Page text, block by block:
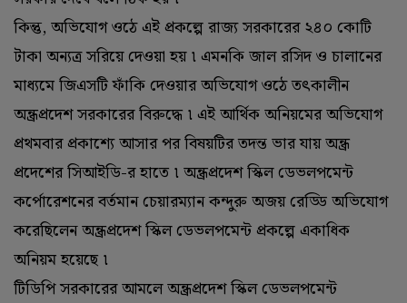
কিন্তু, অভিযোগ ওঠে এই প্রকল্পে রাজ্য সরকারের ২৪০ কোটি
টাকা অন্যত্র সরিয়ে দেওয়া হয় ৷ এমনকি জাল রসিদ ও চালানের
মাধ্যমে জিএসটি ফাঁকি দেওয়ার অভিযোগ ওঠে তৎকালীন
অন্ধ্রপ্রদেশ সরকারের বিরুদ্ধে ৷ এই আর্থিক অনিয়মের অভিযোগ
প্রথমবার প্রকাশ্যে আসার পর বিষয়টির তদন্ত ভার যায় অন্ধ্র
প্রদেশের সিআইডি-র হাতে ৷ অন্ধ্রপ্রদেশ স্কিল ডেভলপমেন্ট
কর্পোরেশনের বর্তমান চেয়ারম্যান কন্দুরু অজয় রেড্ডি অভিযোগ
করেছিলেন অন্ধ্রপ্রদেশ স্কিল ডেভলপমেন্ট প্রকল্পে একাধিক
অনিয়ম হয়েছে ৷
টিডিপি সরকারের আমলে অন্ধ্রপ্রদেশ স্কিল ডেভলপমেন্ট